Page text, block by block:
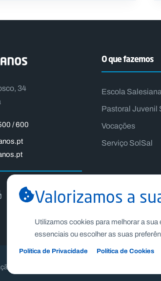
34
/ 600
O que fazemos
Escola
Pastoral Juvenil
Vocações
Serviço SolSal
Salesianos
Valorizamos a
Utilizamos cookies para melhorar a
essenciais ou escolher as suas
Política de Privacidade Política de Cookies